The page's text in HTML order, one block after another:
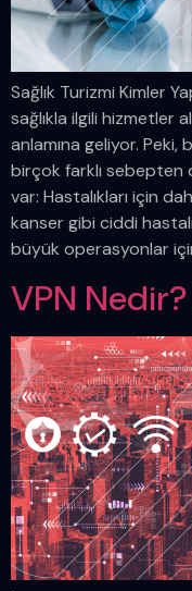
Sağlık Turizmi Kimler
sağlıkla ilgili hizmetler
anlamına geliyor. Peki,
birçok farklı sebepten
var: Hastalıkları için
kanser gibi ciddi
büyük operasyonlar
VPN